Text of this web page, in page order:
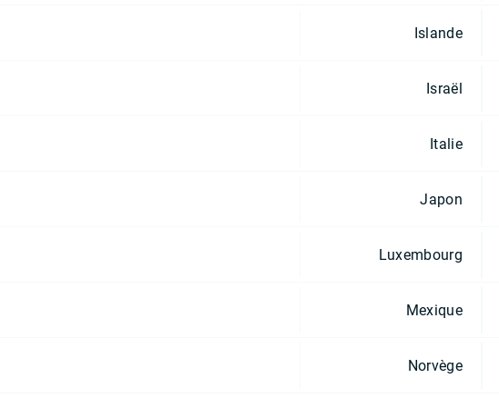
Islande
Israël
Italie
Japon
Luxembourg
Mexique
Norvège